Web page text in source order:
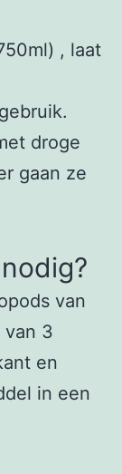
, laat
droge
gaan ze
van
van 3
en
in een